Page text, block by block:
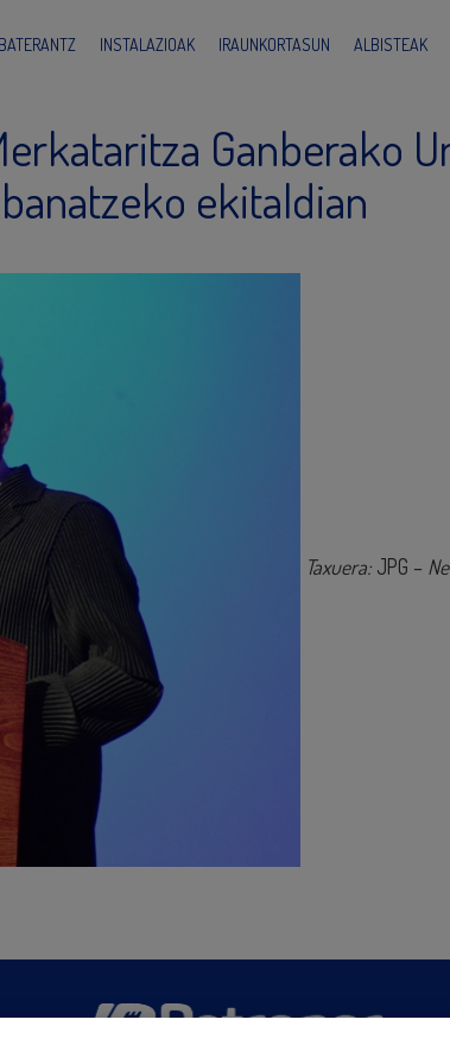
INSTALAZIOAK IRAUNKORTASUN ALBISTEAK
Ganberako
banatzeko ekitaldian
Taxuera: JPG –